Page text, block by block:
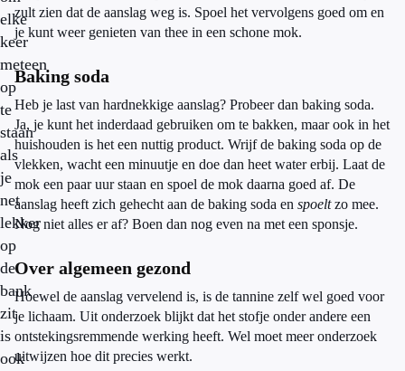
elke
keer
meteen
op
te
staan
als
je
net
lekker
op
de
bank
zit
is
ook
zult zien dat de aanslag weg is. Spoel het vervolgens goed om en
je kunt weer genieten van thee in een schone mok.
Baking soda
Heb je last van hardnekkige aanslag? Probeer dan baking soda.
Ja, je kunt het inderdaad gebruiken om te bakken, maar ook in het
huishouden is het een nuttig product. Wrijf de baking soda op de
vlekken, wacht een minuutje en doe dan heet water erbij. Laat de
mok een paar uur staan en spoel de mok daarna goed af. De
aanslag heeft zich gehecht aan de baking soda en spoeltzo mee.
Nog niet alles er af? Boen dan nog even na met een sponsje.
Over algemeen gezond
Hoewel de aanslag vervelend is, is de tannine zelf wel goed voor
je lichaam. Uit onderzoek blijkt dat het stofje onder andere een ​​
ontstekingsremmende werking heeft. Wel moet meer onderzoek
uitwijzen hoe dit precies werkt.